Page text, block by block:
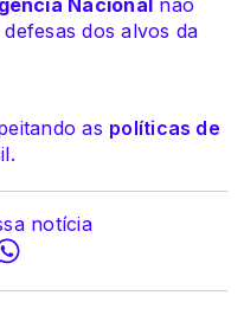
Nacional não
dos alvos da
as políticas de
notícia